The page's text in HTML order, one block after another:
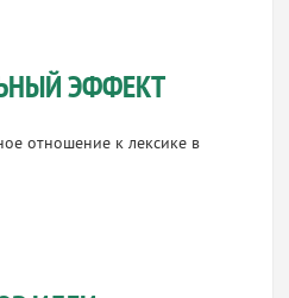
ЭФФЕКТ
отношение к лексике в